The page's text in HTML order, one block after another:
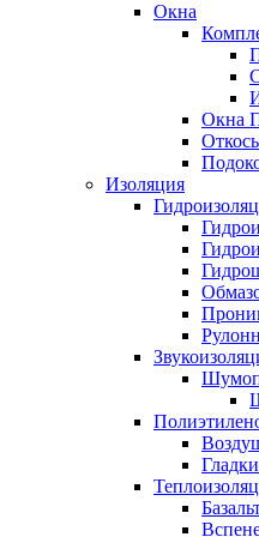
Окна
Окна
Изоляция